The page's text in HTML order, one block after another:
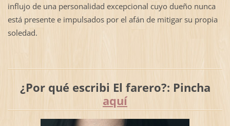
influjo de una personalidad excepcional cuyo dueño nunca
está presente e impulsados por el afán de mitigar su propia
soledad.
¿Por qué escribi El farero?: Pincha
aquí